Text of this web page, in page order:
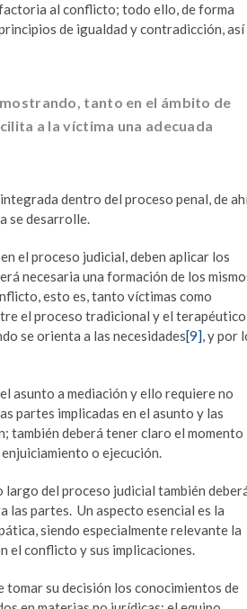
al conflicto; todo ello, de forma
de igualdad y contradicción, así
tanto en el ámbito de
a la víctima una adecuada
dentro del proceso penal, de
se desarrolle.
el proceso judicial, deben aplicar los
necesaria una formación de los
esto es, tanto víctimas como
el proceso tradicional y el terapéutico
se orienta a las necesidades[9], y por
asunto a mediación y ello requiere no
partes implicadas en el asunto y las
también deberá tener claro el momento
o ejecución.
largo del proceso judicial también
las partes. Un aspecto esencial es la
siendo especialmente relevante la
el conflicto y sus implicaciones.
tomar su decisión los conocimientos de